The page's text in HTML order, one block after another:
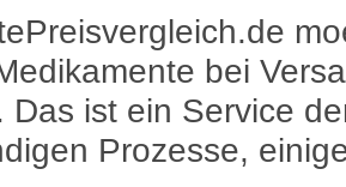
bei
Das ist ein Service
Prozesse,